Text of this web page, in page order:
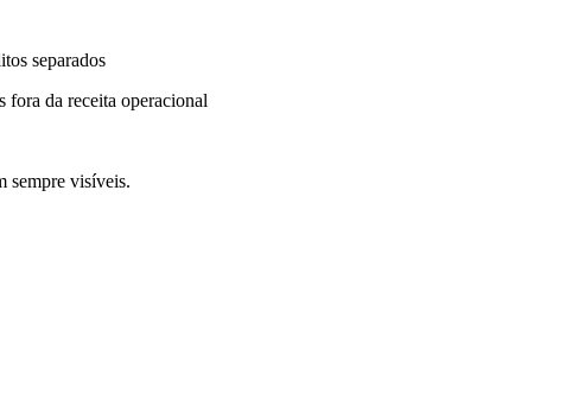
separados
fora da receita operacional
sempre visíveis.